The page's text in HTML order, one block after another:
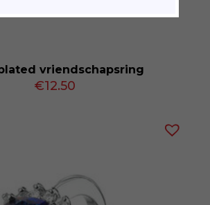
vriendschapsring
€12.50